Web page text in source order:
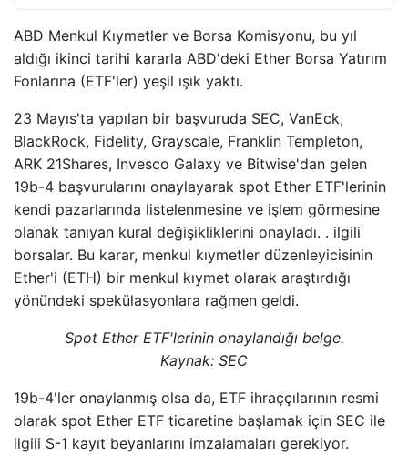
ABD Menkul Kıymetler ve Borsa Komisyonu, bu yıl
aldığı ikinci tarihi kararla ABD'deki Ether Borsa Yatırım
Fonlarına (ETF'ler) yeşil ışık yaktı.
23 Mayıs'ta yapılan bir başvuruda SEC, VanEck,
BlackRock, Fidelity, Grayscale, Franklin Templeton,
ARK 21Shares, Invesco Galaxy ve Bitwise'dan gelen
19b-4 başvurularını onaylayarak spot Ether ETF'lerinin
kendi pazarlarında listelenmesine ve işlem görmesine
olanak tanıyan kural değişikliklerini onayladı. . ilgili
borsalar. Bu karar, menkul kıymetler düzenleyicisinin
Ether'i (ETH) bir menkul kıymet olarak araştırdığı
yönündeki spekülasyonlara rağmen geldi.
Spot Ether ETF'lerinin onaylandığı belge.
Kaynak: SEC
19b-4'ler onaylanmış olsa da, ETF ihraççılarının resmi
olarak spot Ether ETF ticaretine başlamak için SEC ile
ilgili S-1 kayıt beyanlarını imzalamaları gerekiyor.